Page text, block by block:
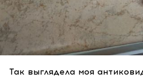
Так выглядела моя